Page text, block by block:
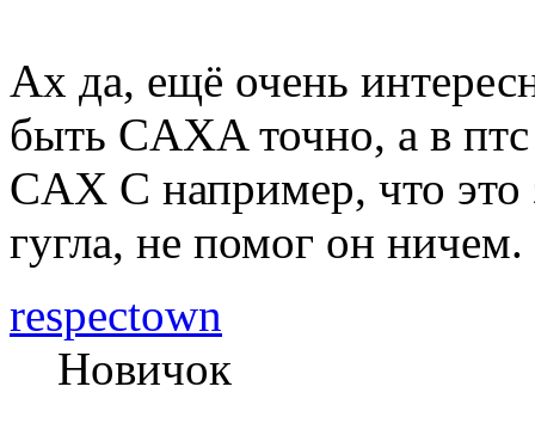
Ах да, ещё очень
быть CAXA точно, а в
CAX C например, что это
гугла, не помог он ничем.
respectown
Новичок